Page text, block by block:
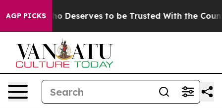
AGP PICKS
Who Deserves to be Trusted With the Country’s